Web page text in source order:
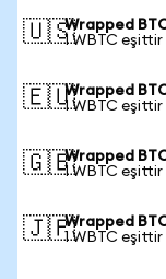
🇺🇸Wrapped
1 WBTC
🇪🇺Wrapped
1 WBTC
🇬🇧Wrapped
1 WBTC
🇯🇵Wrapped
1 WBTC eşittir